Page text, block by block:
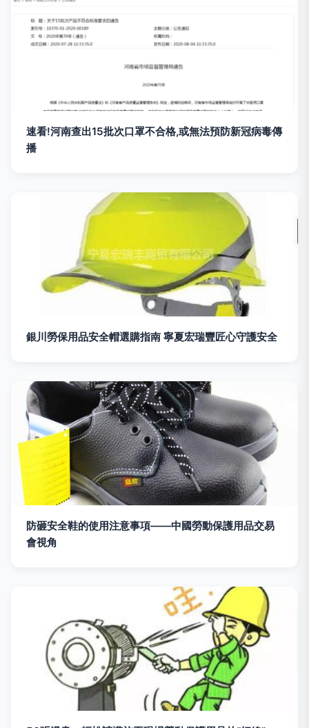
速看!河南查出15批次口罩不合格,或無法預防新冠病毒傳
播
銀川勞保用品安全帽選購指南 寧夏宏瑞豐匠心守護安全
防砸安全鞋的使用注意事項——中國勞動保護用品交易
會視角